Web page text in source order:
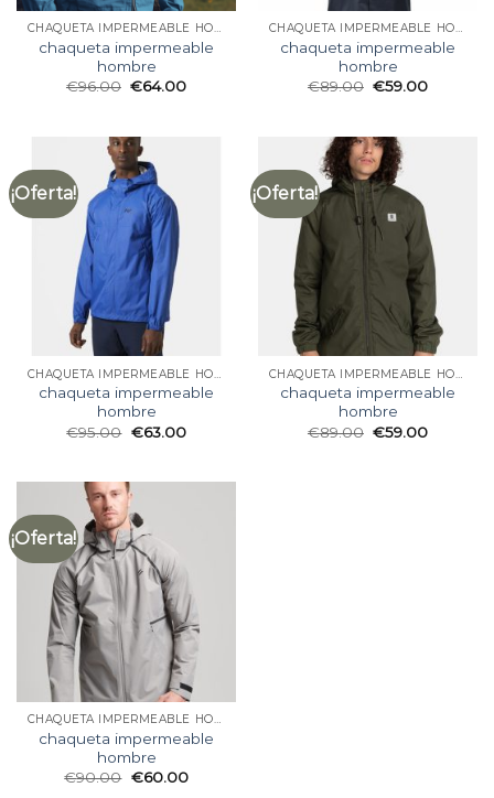
CHAQUETA IMPERMEABLE HOMBRE
chaqueta impermeable
hombre
€96.00 €64.00
CHAQUETA IMPERMEABLE HOMBRE
chaqueta impermeable
hombre
€89.00 €59.00
¡Oferta!
CHAQUETA IMPERMEABLE HOMBRE
chaqueta impermeable
hombre
€95.00 €63.00
¡Oferta!
CHAQUETA IMPERMEABLE HOMBRE
chaqueta impermeable
hombre
€89.00 €59.00
¡Oferta!
CHAQUETA IMPERMEABLE HOMBRE
chaqueta impermeable
hombre
€90.00 €60.00